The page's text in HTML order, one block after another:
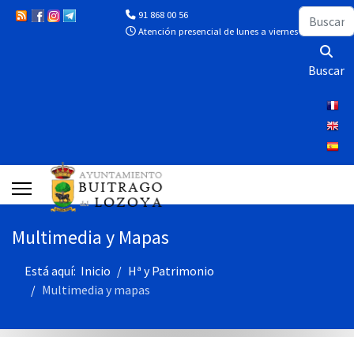
91 868 00 56
Atención presencial de lunes a viernes de 10:00 a
Buscar
Buscar
Multimedia y Mapas
Está aquí: Inicio
Hª y Patrimonio
Multimedia y mapas